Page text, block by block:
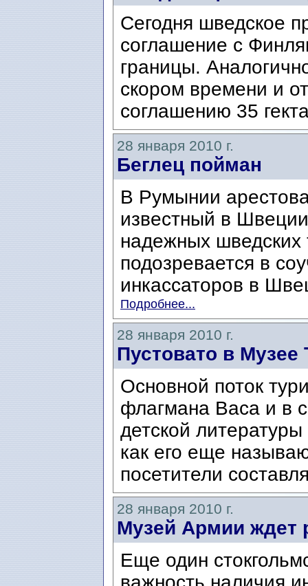
Сегодня шведское
соглашение с
границы.
скором времени и
соглашению 35
28 января 2010 г.
Беглец пойман
В Румынии
известный в
надежных
подозревается в
инкассаторов в
Подробнее...
28 января 2010 г.
Пустовато в Музее
Основной поток
флагмана Васа и в
детской
как его еще
посетители
28 января 2010 г.
Музей Армии ждет
Еще один